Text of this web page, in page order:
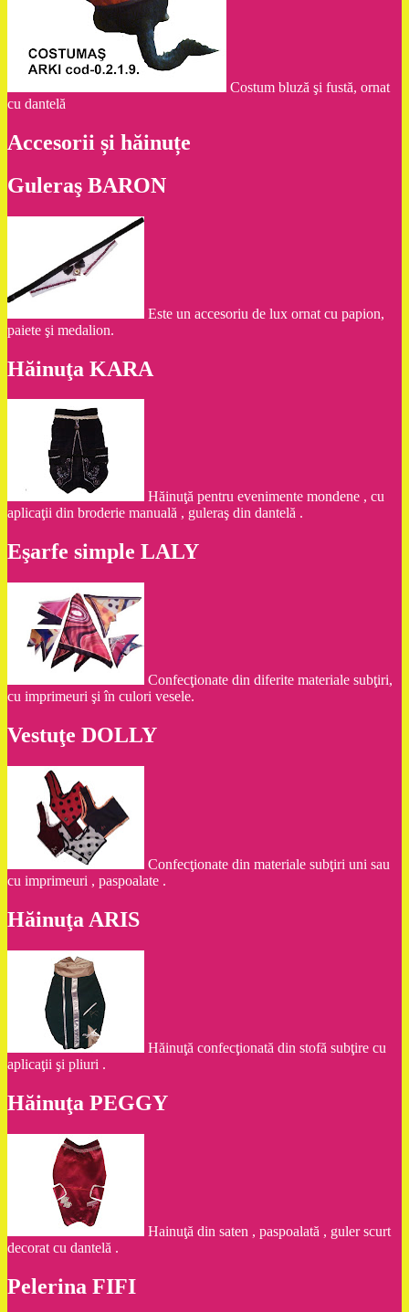
Costum bluză şi fustă, ornat
cu dantelă
Accesorii și hăinuțe
Guleraş BARON
Este un accesoriu de lux ornat cu papion,
paiete şi medalion.
Hăinuţa KARA
Hăinuţă pentru evenimente mondene , cu
aplicaţii din broderie manuală , guleraş din dantelă .
Eşarfe simple LALY
Confecţionate din diferite materiale subţiri,
cu imprimeuri şi în culori vesele.
Vestuţe DOLLY
Confecţionate din materiale subţiri uni sau
cu imprimeuri , paspoalate .
Hăinuţa ARIS
Hăinuţă confecţionată din stofă subţire cu
aplicaţii şi pliuri .
Hăinuţa PEGGY
Hainuţă din saten , paspoalată , guler scurt
decorat cu dantelă .
Pelerina FIFI